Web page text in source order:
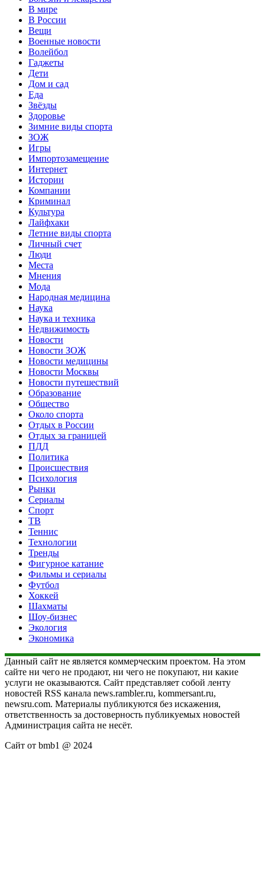
В мире
В России
Вещи
Военные новости
Волейбол
Гаджеты
Дети
Дом и сад
Еда
Звёзды
Здоровье
Зимние виды спорта
ЗОЖ
Игры
Импортозамещение
Интернет
Истории
Компании
Криминал
Культура
Лайфхаки
Летние виды спорта
Личный счет
Люди
Места
Мнения
Мода
Народная медицина
Наука
Наука и техника
Недвижимость
Новости
Новости ЗОЖ
Новости медицины
Новости Москвы
Новости путешествий
Образование
Общество
Около спорта
Отдых в России
Отдых за границей
ПДД
Политика
Происшествия
Психология
Рынки
Сериалы
Спорт
ТВ
Теннис
Технологии
Тренды
Фигурное катание
Фильмы и сериалы
Футбол
Хоккей
Шахматы
Шоу-бизнес
Экология
Экономика
Данный сайт не является коммерческим проектом. На этом
сайте ни чего не продают, ни чего не покупают, ни какие
услуги не оказываются. Сайт представляет собой ленту
новостей RSS канала news.rambler.ru, kommersant.ru,
newsru.com. Материалы публикуются без искажения,
ответственность за достоверность публикуемых новостей
Администрация сайта не несёт.
Сайт от bmb1 @ 2024